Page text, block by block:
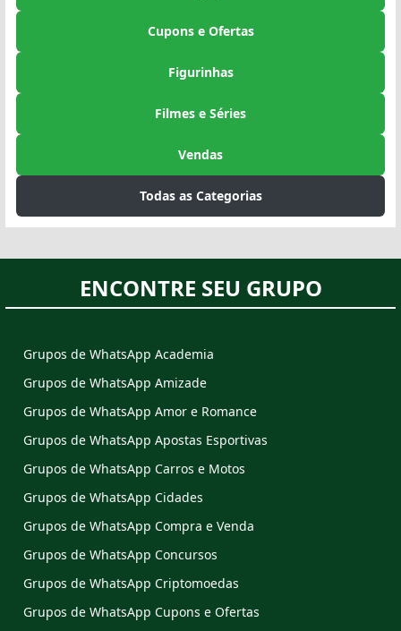
Cupons e Ofertas
Figurinhas
Filmes e Séries
Vendas
Todas as Categorias
ENCONTRE SEU GRUPO
Grupos de WhatsApp Academia
Grupos de WhatsApp Amizade
Grupos de WhatsApp Amor e Romance
Grupos de WhatsApp Apostas Esportivas
Grupos de WhatsApp Carros e Motos
Grupos de WhatsApp Cidades
Grupos de WhatsApp Compra e Venda
Grupos de WhatsApp Concursos
Grupos de WhatsApp Criptomoedas
Grupos de WhatsApp Cupons e Ofertas